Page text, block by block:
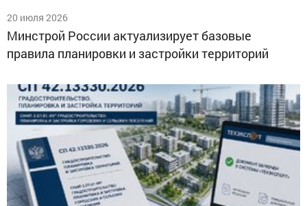
20 июля 2026
Минстрой России актуализирует базовые
правила планировки и застройки территорий